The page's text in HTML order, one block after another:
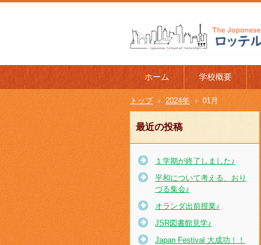
l of Rotterdam
ホーム 学校概要
トップ › 2024年 › 01月
最近の投稿
１学期が終了しました♪
平和について考える、おり
づる集会♪
オランダ出前授業♪
JSR図書館見学♪
Japan Festival 大成功！！